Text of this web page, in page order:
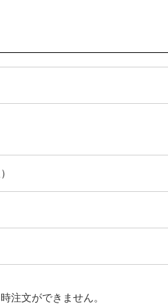
注文ができません。